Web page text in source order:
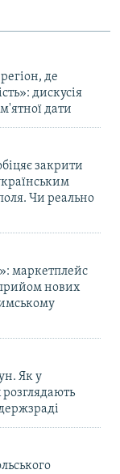
де
дискусія
дати
закрити
Чи реально
маркетплейс
нових
Як у